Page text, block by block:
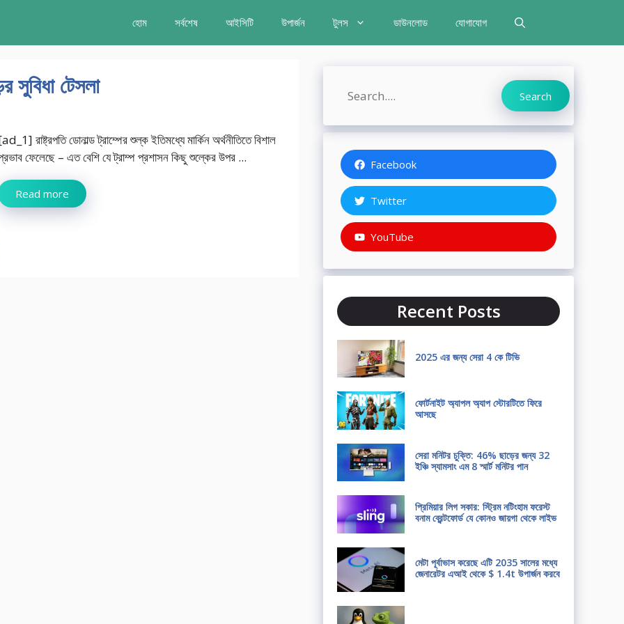
হোম সর্বশেষ আইসিটি উপার্জন টুলস ডাউনলোড যোগাযোগ
সুবিধা টেসলা
রাষ্ট্রপতি ডোনাল্ড ট্রাম্পের শুল্ক ইতিমধ্যে মার্কিন অর্থনীতিতে বিশাল
ফেলেছে – এত বেশি যে ট্রাম্প প্রশাসন কিছু শুল্কের উপর ...
Read more
Search Search
Facebook
Twitter
YouTube
Recent Posts
2025 এর জন্য সেরা 4 কে টিভি
ফোর্টনাইট অ্যাপল অ্যাপ স্টোরটিতে ফিরে
আসছে
সেরা মনিটর চুক্তি: 46% ছাড়ের জন্য 32
ইঞ্চি স্যামসাং এম 8 স্মার্ট মনিটর পান
প্রিমিয়ার লিগ সকার: স্ট্রিম নটিংহাম ফরেস্ট
বনাম ব্রেন্টফোর্ড যে কোনও জায়গা থেকে লাইভ
মেটা পূর্বাভাস করেছে এটি 2035 সালের মধ্যে
জেনারেটর এআই থেকে $ 1.4t উপার্জন করবে